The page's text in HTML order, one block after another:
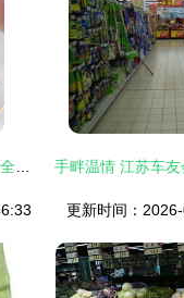
更新时间：